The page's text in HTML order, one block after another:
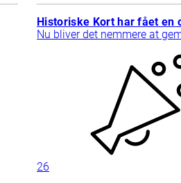
Historiske Kort har fået en
Nu bliver det nemmere at
26